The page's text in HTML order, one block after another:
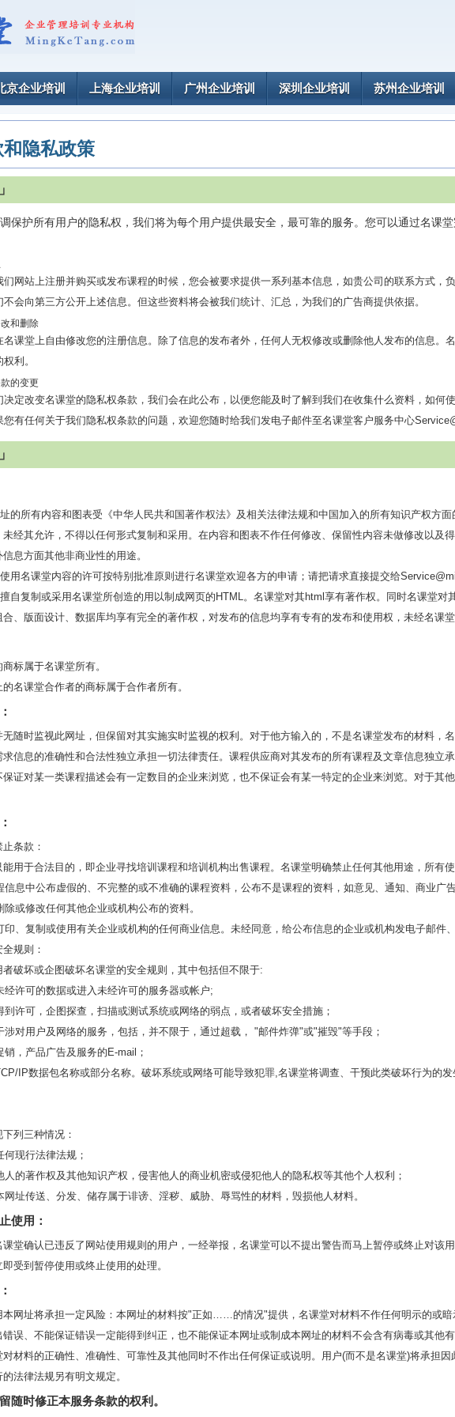
京企业培训 上海企业培训 广州企业培训 深圳企业培训 苏州企业培训
隐私政策
保护所有用户的隐私权，我们将为每个用户提供最安全，最可靠的服务。您可以通过名课
们网站上注册并购买或发布课程的时候，您会被要求提供一系列基本信息，如贵公司的联系方式，
不会向第三方公开上述信息。但这些资料将会被我们统计、汇总，为我们的广告商提供依据。
和删除
名课堂上自由修改您的注册信息。除了信息的发布者外，任何人无权修改或删除他人发布的信息。
利。
的变更
决定改变名课堂的隐私权条款，我们会在此公布，以便您能及时了解到我们在收集什么资料，如何
您有任何关于我们隐私权条款的问题，欢迎您随时给我们发电子邮件至名课堂客户服务中心
的所有内容和图表受《中华人民共和国著作权法》及相关法律法规和中国加入的所有知识产权方
未经其允许，不得以任何形式复制和采用。在内容和图表不作任何修改、保留性内容未做修改以及
息方面其他非商业性的用途。
用名课堂内容的许可按特别批准原则进行名课堂欢迎各方的申请；请把请求直接提交给
自复制或采用名课堂所创造的用以制成网页的HTML。名课堂对其html享有著作权。同时名课堂对
、版面设计、数据库均享有完全的著作权，对发布的信息均享有专有的发布和使用权，未经名课
标属于名课堂所有。
名课堂合作者的商标属于合作者所有。
无随时监视此网址，但保留对其实施实时监视的权利。对于他方输入的，不是名课堂发布的材料，
信息的准确性和合法性独立承担一切法律责任。课程供应商对其发布的所有课程及文章信息独立承
保证对某一类课程描述会有一定数目的企业来浏览，也不保证会有某一特定的企业来浏览。对于其
条款：
能用于合法目的，即企业寻找培训课程和培训机构出售课程。名课堂明确禁止任何其他用途，所有
信息中公布虚假的、不完整的或不准确的课程资料，公布不是课程的资料，如意见、通知、商业广告
除或修改任何其他企业或机构公布的资料。
印、复制或使用有关企业或机构的任何商业信息。未经同意，给公布信息的企业或机构发电子邮件
规则：
者破坏或企图破坏名课堂的安全规则，其中包括但不限于:
经许可的数据或进入未经许可的服务器或帐户;
到许可，企图探查，扫描或测试系统或网络的弱点，或者破坏安全措施；
涉对用户及网络的服务，包括，并不限于，通过超载， "邮件炸弹"或"摧毁"等手段；
销，产品广告及服务的E-mail；
IP数据包名称或部分名称。破坏系统或网络可能导致犯罪,名课堂将调查、干预此类破坏行为的
列三种情况：
何现行法律法规；
人的著作权及其他知识产权，侵害他人的商业机密或侵犯他人的隐私权等其他个人权利；
网址传送、分发、储存属于诽谤、淫秽、威胁、辱骂性的材料，毁损他人材料。
使用：
课堂确认已违反了网站使用规则的用户，一经举报，名课堂可以不提出警告而马上暂停或终止对该
受到暂停使用或终止使用的处理。
本网址将承担一定风险：本网址的材料按"正如……的情况"提供，名课堂对材料不作任何明示的或
错误、不能保证错误一定能得到纠正，也不能保证本网址或制成本网址的材料不会含有病毒或其他
材料的正确性、准确性、可靠性及其他同时不作出任何保证或说明。用户(而不是名课堂)将承担
法律法规另有明文规定。
随时修正本服务条款的权利。